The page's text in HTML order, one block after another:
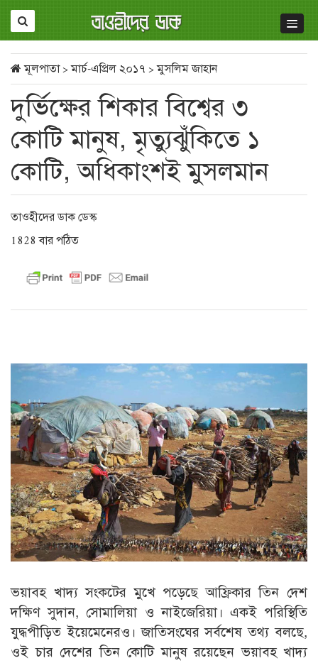
মূলপাতা> মার্চ-এপ্রিল ২০১৭ > মুসলিম জাহান
দুর্ভিক্ষের শিকার বিশ্বের ৩
কোটি মানুষ, মৃত্যুঝুঁকিতে ১
কোটি, অধিকাংশই মুসলমান
তাওহীদের ডাক ডেস্ক
1828 বার পঠিত
ভয়াবহ খাদ্য সংকটের মুখে পড়েছে আফ্রিকার তিন দেশ
দক্ষিণ সুদান, সোমালিয়া ও নাইজেরিয়া। একই পরিস্থিতি
যুদ্ধপীড়িত ইয়েমেনেরও। জাতিসংঘের সর্বশেষ তথ্য বলছে,
ওই চার দেশের তিন কোটি মানুষ রয়েছেন ভয়াবহ খাদ্য